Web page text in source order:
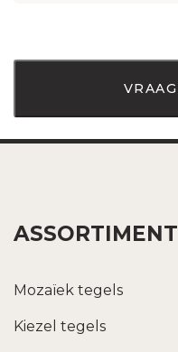
ASSORTIMENT
Mozaïek tegels
Kiezel tegels